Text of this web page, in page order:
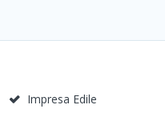
Impresa Edile